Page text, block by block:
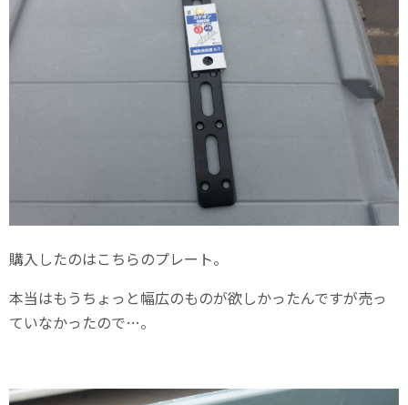
購入したのはこちらのプレート。
本当はもうちょっと幅広のものが欲しかったんですが売っ
ていなかったので…。